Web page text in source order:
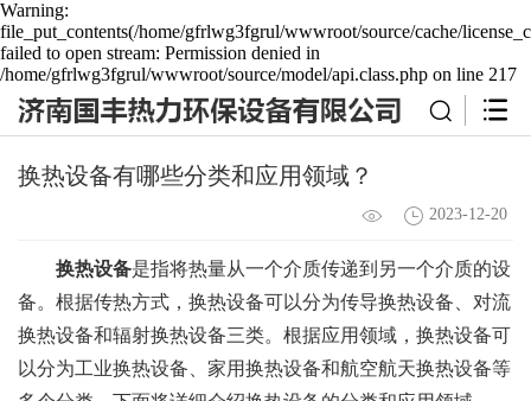
Warning:
file_put_contents(/home/gfrlwg3fgrul/wwwroot/source/cache/
failed to open stream: Permission denied in
/home/gfrlwg3fgrul/wwwroot/source/model/api.class.php on line 217
换热设备有哪些分类和应用领域？
2023-12-20
换热设备是指将热量从一个介质传递到另一个介质的设
备。根据传热方式，换热设备可以分为传导换热设备、对流
换热设备和辐射换热设备三类。根据应用领域，换热设备可
以分为工业换热设备、家用换热设备和航空航天换热设备等